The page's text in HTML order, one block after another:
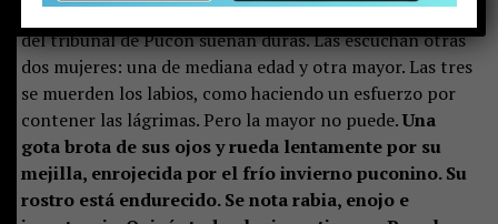
Las palabras de una joven en el hall central de espera
del tribunal de Pucón suenan duras. Las escuchan otras
dos mujeres: una de mediana edad y otra mayor. Las tres
se muerden los labios, como haciendo un esfuerzo por
contener las lágrimas. Pero la mayor no puede.Una
gota brota de sus ojos y rueda lentamente por su
mejilla, enrojecida por el frío invierno puconino. Su
rostro está endurecido. Se nota rabia, enojo e